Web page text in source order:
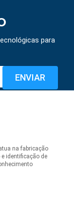
para
na fabricação
identificação de